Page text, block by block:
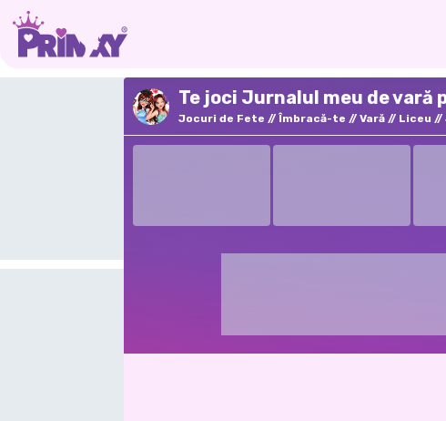
Te joci Jurnalul meu de vară
Jocuri de Fete Îmbracă-te Vară Liceu